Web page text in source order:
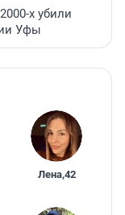
х убили
Уфы
Лена,42